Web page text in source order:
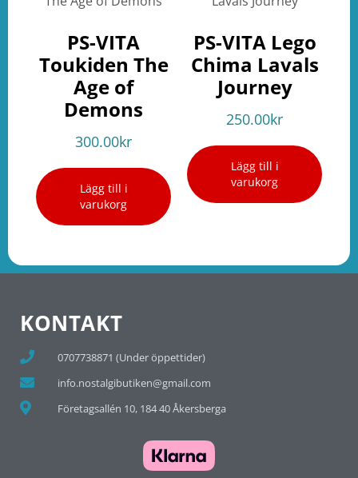
PS-VITA
Toukiden The
Age of
Demons
300.00kr
Lägg till i
varukorg
PS-VITA Lego
Chima Lavals
Journey
250.00kr
Lägg till i
varukorg
KONTAKT
0707738871 (Under öppettider)
info.nostalgibutiken@gmail.com
Företagsallén 10, 184 40 Åkersberga